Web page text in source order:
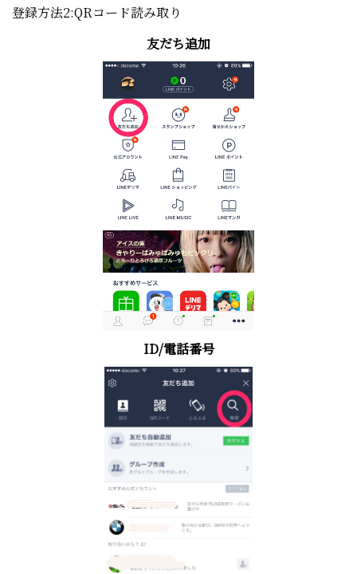
登録方法2:QRコード読み取り
友だち追加
ID/電話番号